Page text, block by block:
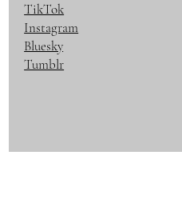
TikTok
Instagram
Bluesky
Tumblr